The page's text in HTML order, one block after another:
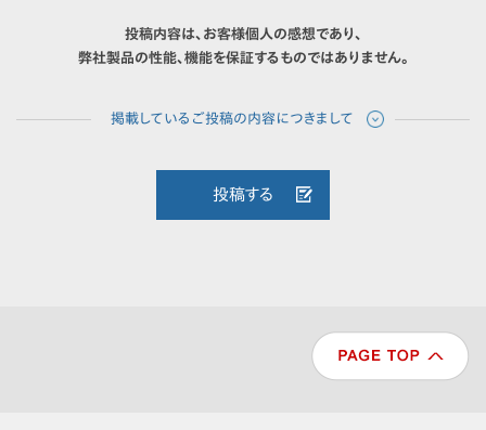
投稿内容は、お客様個人の感想であり、
弊社製品の性能、機能を保証するものではありません。
投稿する